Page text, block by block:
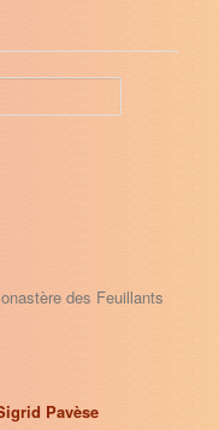
des Feuillants
Pavèse